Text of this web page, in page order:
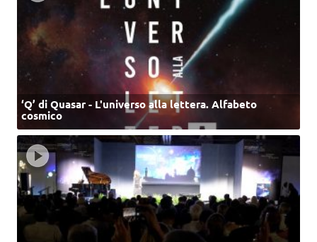
‘Q’ di Quasar - L'universo alla lettera. Alfabeto
cosmico